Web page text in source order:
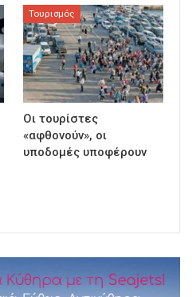
Τουρισμός
Οι τουρίστες
«αφθονούν», οι
υποδομές υποφέρουν